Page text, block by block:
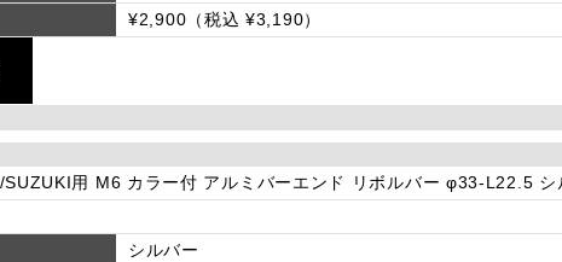
¥2,900（税込 ¥3,190）
SUZUKI用 M6 カラー付 アルミバーエンド リボルバー φ33-L22.5 シ
シルバー